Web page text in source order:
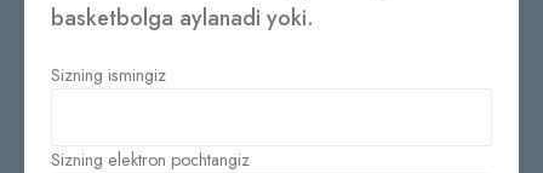
basketbolga aylanadi yoki.
Sizning ismingiz
Sizning elektron pochtangiz